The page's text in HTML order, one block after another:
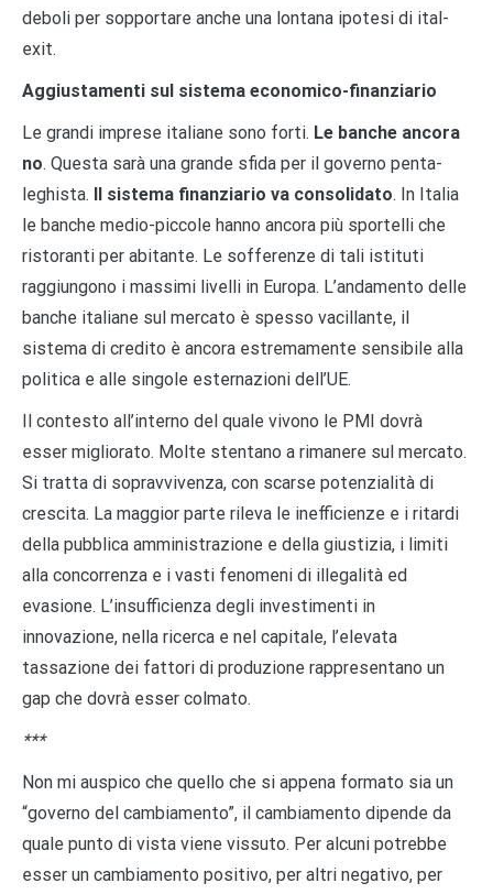
deboli per sopportare anche una lontana ipotesi di ital-
exit.
Aggiustamenti sul sistema economico-finanziario
Le grandi imprese italiane sono forti. Le banche ancora
no. Questa sarà una grande sfida per il governo penta-
leghista.
Il sistema finanziario va consolidato. In Italia
le banche medio-piccole hanno ancora più sportelli che
ristoranti per abitante. Le sofferenze di tali istituti
raggiungono i massimi livelli in Europa. L’andamento delle
banche italiane sul mercato è spesso vacillante, il
sistema di credito è ancora estremamente sensibile alla
politica e alle singole esternazioni dell’UE.
Il contesto all’interno del quale vivono le PMI dovrà
esser migliorato. Molte stentano a rimanere sul mercato.
Si tratta di sopravvivenza, con scarse potenzialità di
crescita. La maggior parte rileva le inefficienze e i ritardi
della pubblica amministrazione e della giustizia, i limiti
alla concorrenza e i vasti fenomeni di illegalità ed
evasione. L’insufficienza degli investimenti in
innovazione, nella ricerca e nel capitale, l’elevata
tassazione dei fattori di produzione rappresentano un
gap che dovrà esser colmato.
***
Non mi auspico che quello che si appena formato sia un
“governo del cambiamento”, il cambiamento dipende da
quale punto di vista viene vissuto. Per alcuni potrebbe
esser un cambiamento positivo, per altri negativo, per